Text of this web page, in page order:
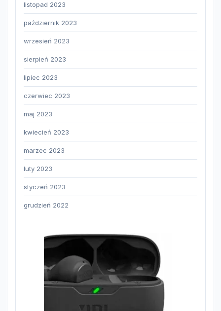
listopad 2023
październik 2023
wrzesień 2023
sierpień 2023
lipiec 2023
czerwiec 2023
maj 2023
kwiecień 2023
marzec 2023
luty 2023
styczeń 2023
grudzień 2022